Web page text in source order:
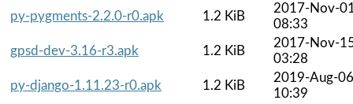
py-pygments-2.2.0-r0.apk
1.2 KiB
2017-Nov-
08:33
gpsd-dev-3.16-r3.apk
1.2 KiB
2017-Nov-
03:28
py-django-1.11.23-r0.apk
1.2 KiB
2019-Aug-06
10:39